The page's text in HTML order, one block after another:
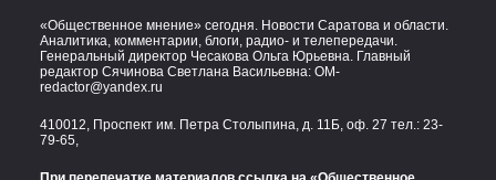
«Общественное мнение» сегодня. Новости Саратова и области.
Аналитика, комментарии, блоги, радио- и телепередачи.
Генеральный директор Чесакова Ольга Юрьевна. Главный
редактор Сячинова Светлана Васильевна: OM-
redactor@yandex.ru
410012, Проспект им. Петра Столыпина, д. 11Б, оф. 27 тел.: 23-
79-65,